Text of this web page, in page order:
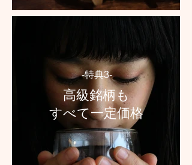
-特典3-
高級銘柄も
すべて​一定価格